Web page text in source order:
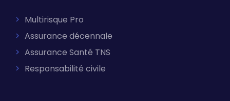
Multirisque Pro
Assurance décennale
Assurance Santé TNS
Responsabilité civile